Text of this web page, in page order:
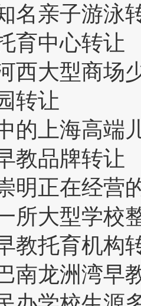
名亲子游泳
育中心转让
西大型商场
转让
的上海高端
教品牌转让
明正在经营
所大型学校
教托育机构
南龙洲湾早